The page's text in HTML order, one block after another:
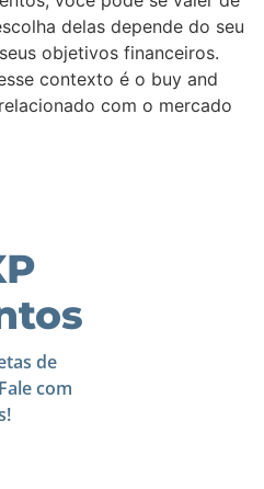
delas depende do seu
objetivos financeiros.
contexto é o buy and
com o mercado
de
com